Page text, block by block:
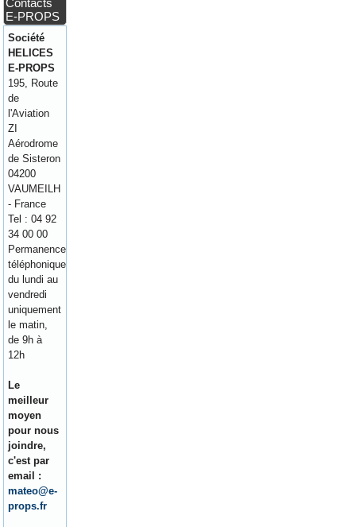
Contacts
E-PROPS
Société
HELICES
E-PROPS
195, Route
de
l'Aviation
ZI
Aérodrome
de Sisteron
04200
VAUMEILH
- France
Tel : 04 92
34 00 00
Permanence
téléphonique
du lundi au
vendredi
uniquement
le matin,
de 9h à
12h
Le
meilleur
moyen
pour nous
joindre,
c'est par
email :
mateo@e-
props.fr